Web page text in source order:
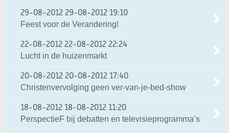
29-08-2012 29-08-2012 19:10
Feest voor de Verandering!
22-08-2012 22-08-2012 22:24
Lucht in de huizenmarkt
20-08-2012 20-08-2012 17:40
Christenvervolging geen ver-van-je-bed-show
18-08-2012 18-08-2012 11:20
PerspectieF bij debatten en televisieprogramma’s